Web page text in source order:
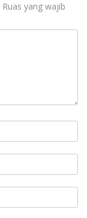
Ruas yang wajib